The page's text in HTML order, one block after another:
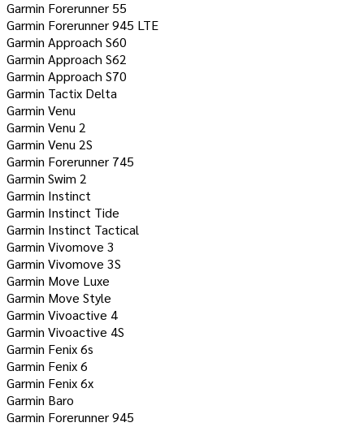
Garmin Forerunner 55
Garmin Forerunner 945 LTE
Garmin Approach S60
Garmin Approach S62
Garmin Approach S70
Garmin Tactix Delta
Garmin Venu
Garmin Venu 2
Garmin Venu 2S
Garmin Forerunner 745
Garmin Swim 2
Garmin Instinct
Garmin Instinct Tide
Garmin Instinct Tactical
Garmin Vivomove 3
Garmin Vivomove 3S
Garmin Move Luxe
Garmin Move Style
Garmin Vivoactive 4
Garmin Vivoactive 4S
Garmin Fenix 6s
Garmin Fenix 6
Garmin Fenix 6x
Garmin Baro
Garmin Forerunner 945